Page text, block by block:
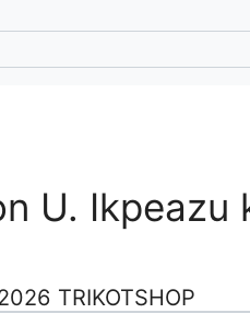
U. Ikpeazu
TRIKOTSHOP